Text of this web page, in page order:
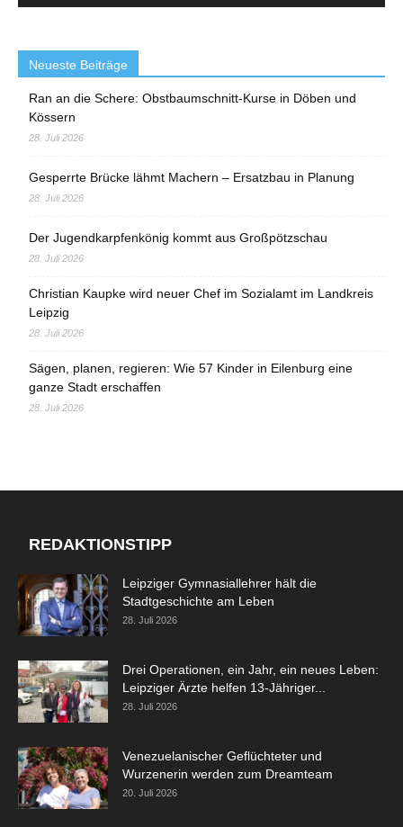
Neueste Beiträge
Ran an die Schere: Obstbaumschnitt-Kurse in Döben und
Kössern
28. Juli 2026
Gesperrte Brücke lähmt Machern – Ersatzbau in Planung
28. Juli 2026
Der Jugendkarpfenkönig kommt aus Großpötzschau
28. Juli 2026
Christian Kaupke wird neuer Chef im Sozialamt im Landkreis
Leipzig
28. Juli 2026
Sägen, planen, regieren: Wie 57 Kinder in Eilenburg eine
ganze Stadt erschaffen
28. Juli 2026
REDAKTIONSTIPP
Leipziger Gymnasiallehrer hält die
Stadtgeschichte am Leben
28. Juli 2026
Drei Operationen, ein Jahr, ein neues Leben:
Leipziger Ärzte helfen 13-Jähriger...
28. Juli 2026
Venezuelanischer Geflüchteter und
Wurzenerin werden zum Dreamteam
20. Juli 2026